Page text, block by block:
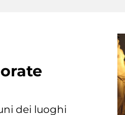
dei luoghi